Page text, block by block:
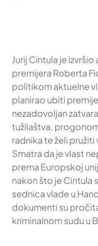
Jurij Cintula je
premijera Roberta
politikom aktuelne
planirao ubiti
nezadovoljan
tužilaštva,
radnika te želi
Smatra da je vlast
prema Europskoj
nakon što je Cintula
sednica vlade u
dokumenti su
kriminalnom sudu u